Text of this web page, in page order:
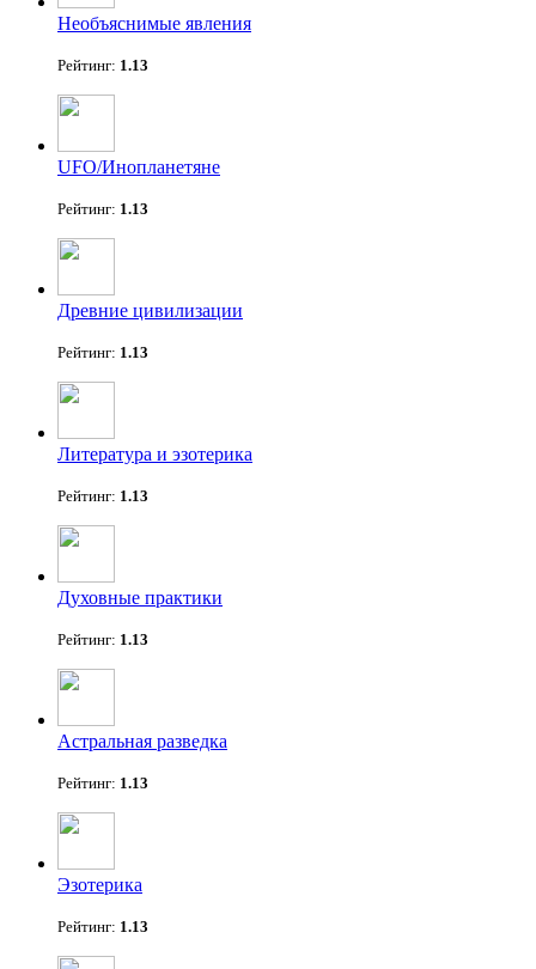
Необъяснимые явления
Рейтинг: 1.13
UFO/Инопланетяне
Рейтинг: 1.13
Древние цивилизации
Рейтинг: 1.13
Литература и эзотерика
Рейтинг: 1.13
Духовные практики
Рейтинг: 1.13
Астральная разведка
Рейтинг: 1.13
Эзотерика
Рейтинг: 1.13